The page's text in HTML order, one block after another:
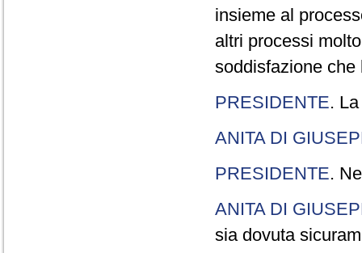
insieme al
altri processi
soddisfazione che
PRESIDENTE.
ANITA DI
PRESIDENTE.
ANITA DI
sia dovuta